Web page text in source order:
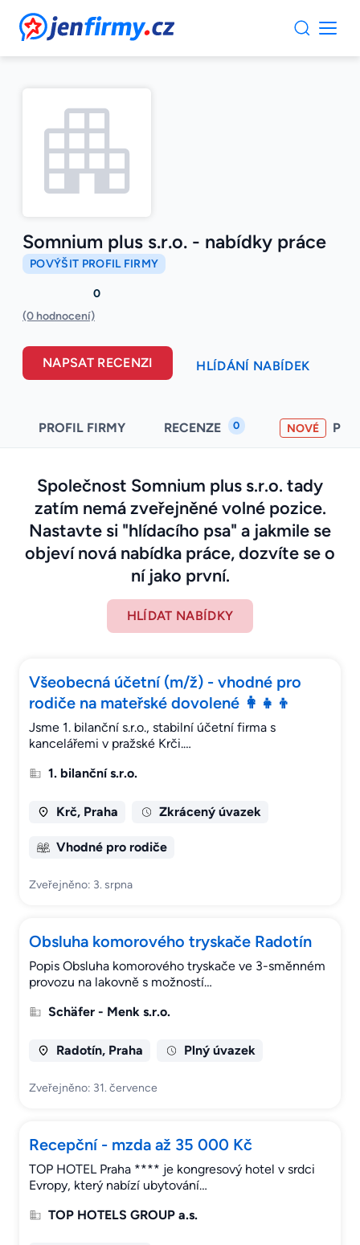
JenFirmy.cz
Somnium plus s.r.o. - nabídky práce
POVÝŠIT PROFIL FIRMY
0
(0 hodnocení)
NAPSAT RECENZI HLÍDÁNÍ NABÍDEK
PROFIL FIRMY RECENZE 0 NOVÉ
Společnost Somnium plus s.r.o. tady
zatím nemá zveřejněné volné pozice.
Nastavte si "hlídacího psa" a jakmile se
objeví nová nabídka práce, dozvíte se o
ní jako první.
HLÍDAT NABÍDKY
Všeobecná účetní (m/ž) - vhodné pro
rodiče na mateřské dovolené 👩‍👧‍👦
Jsme 1. bilanční s.r.o., stabilní účetní firma s
kancelářemi v pražské Krči.…
1. bilanční s.r.o.
Krč, Praha Zkrácený úvazek
Vhodné pro rodiče
Zveřejněno: 3. srpna
Obsluha komorového tryskače Radotín
Popis Obsluha komorového tryskače ve 3-směnném
provozu na lakovně s možností…
Schäfer - Menk s.r.o.
Radotín, Praha Plný úvazek
Zveřejněno: 31. července
Recepční - mzda až 35 000 Kč
TOP HOTEL Praha **** je kongresový hotel v srdci
Evropy, který nabízí ubytování…
TOP HOTELS GROUP a.s.